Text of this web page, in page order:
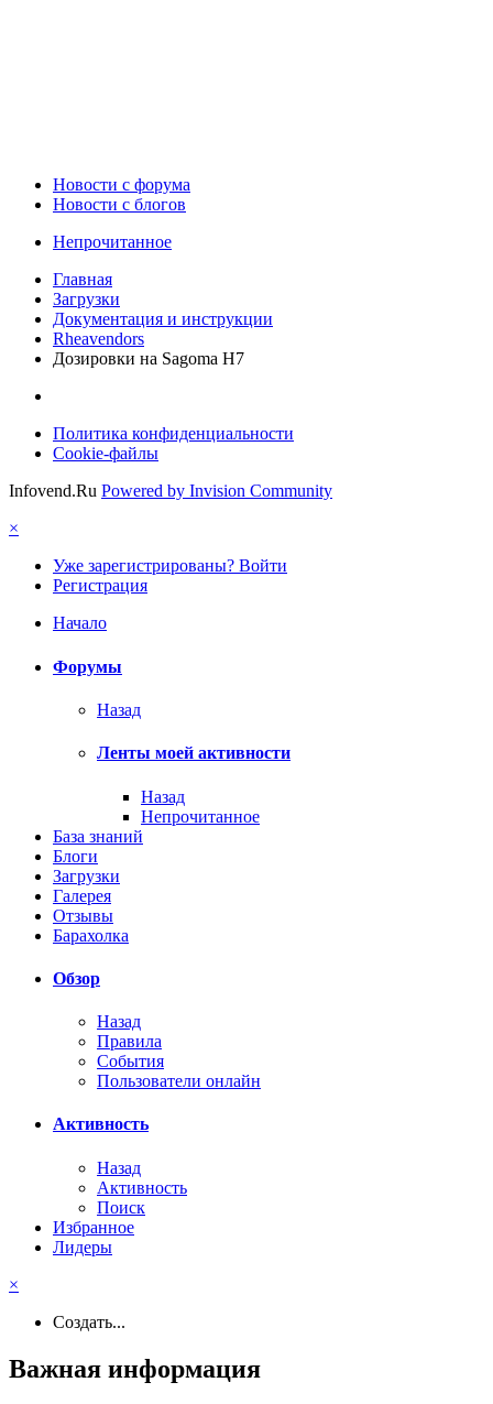
Новости c форума
Новости с блогов
Непрочитанное
Главная
Загрузки
Документация и инструкции
Rheavendors
Дозировки на Sagoma H7
Политика конфиденциальности
Cookie-файлы
Infovend.Ru Powered by Invision Community
×
Уже зарегистрированы? Войти
Регистрация
Начало
Форумы
Назад
Ленты моей активности
Назад
Непрочитанное
База знаний
Блоги
Загрузки
Галерея
Отзывы
Барахолка
Обзор
Назад
Правила
События
Пользователи онлайн
Активность
Назад
Активность
Поиск
Избранное
Лидеры
×
Создать...
Важная информация